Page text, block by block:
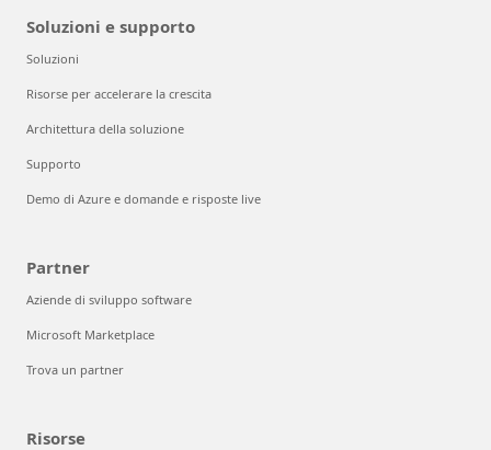
Soluzioni e supporto
Soluzioni
Risorse per accelerare la crescita
Architettura della soluzione
Supporto
Demo di Azure e domande e risposte live
Partner
Aziende di sviluppo software
Microsoft Marketplace
Trova un partner
Risorse